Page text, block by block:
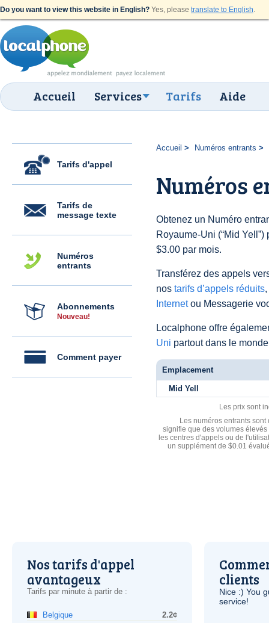
Do you want to view this website in English? Yes, please translate to English.
Accueil Services Tarifs Aide
Tarifs d'appel
Tarifs de
message texte
Numéros
entrants
Abonnements
Nouveau!
Comment payer
Accueil Numéros entrants
Numéros
Obtenez un Numéro
Royaume-Uni (“Mid
$3.00 par mois.
Transférez des appels
nos tarifs d’appels réduits
Internetou Messagerie
Localphone offre
Uni partout dans le
Emplacement
Mid Yell
Les prix sont
Les numéros entrants
signifie que des volumes
les centres d'appels ou de
un supplément de $0.01
Nos tarifs d'appel
avantageux
Tarifs par minute à partir de :
Belgique
2.2¢
clients
Nice :) You
service!